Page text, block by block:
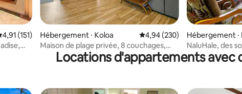
moyenne sur la base de 151 commentaires : 4,91 sur 5
4,91 (151)
Hébergement ⋅ Koloa Évaluation moyenne sur la
4,94 (230)
Maison de plage privée, 8 couchages,
climatisation, salle de jeux
Hébergement ⋅
NaluHale, des
Locations d'appartements avec